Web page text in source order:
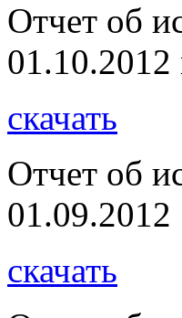
Отчет об
01.10.2012
скачать
Отчет об
01.09.2012
скачать